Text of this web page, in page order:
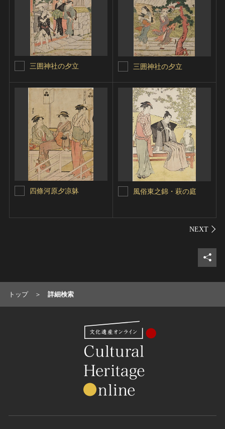
三囲神社の夕立 三囲神社の夕立
四條河原夕凉躰 風俗東之錦・萩の庭
シェ
トップ 詳細検索